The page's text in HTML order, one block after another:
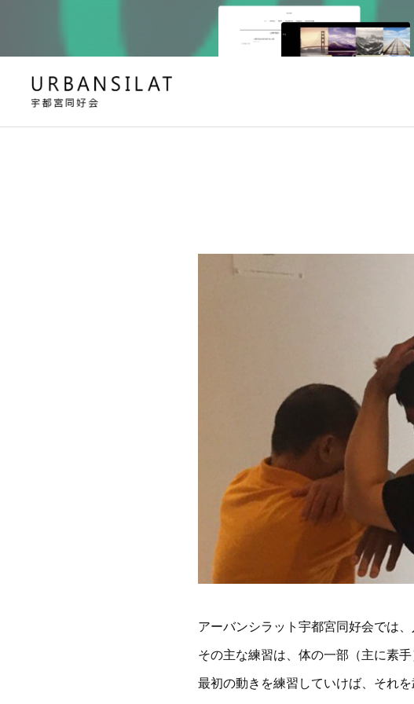
アーバンシラット宇都宮同好会では
その主な練習は、体の一部（主に素
最初の動きを練習していけば、それ